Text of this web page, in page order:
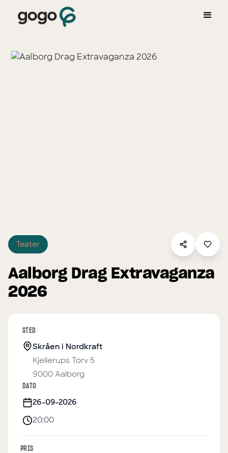
Teater
Aalborg Drag Extravaganza
2026
STED
Skråen i Nordkraft
Kjellerups Torv 5
9000 Aalborg
DATO
26-09-2026
20:00
PRIS